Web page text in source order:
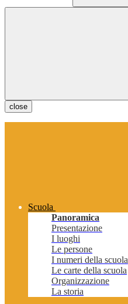
close
Scuola
Panoramica
Presentazione
I luoghi
Le persone
I numeri della scuola
Le carte della scuola
Organizzazione
La storia